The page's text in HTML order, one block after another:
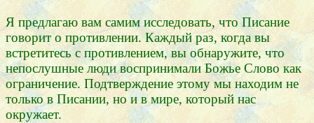
Я предлагаю вам самим исследовать, что Писание
говорит о противлении. Каждый раз, когда вы
встретитесь с противлением, вы обнаружите, что
непослушные люди воспринимали Божье Слово как
ограничение. Подтверждение этому мы находим не
только в Писании, но и в мире, который нас
окружает.